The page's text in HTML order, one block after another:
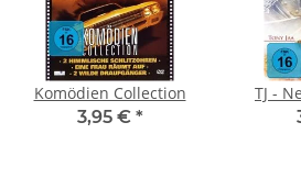
Komödien Collection
3,95 € *
TJ -